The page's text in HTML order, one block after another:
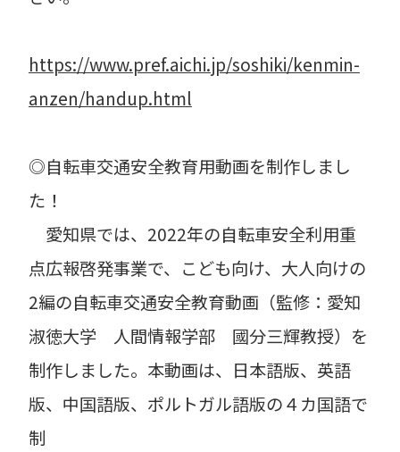
https://www.pref.aichi.jp/soshiki/kenmin-
anzen/handup.html
◎自転車交通安全教育用動画を制作しまし
た！
愛知県では、2022年の自転車安全利用重
点広報啓発事業で、こども向け、大人向けの
2編の自転車交通安全教育動画（監修：愛知
淑徳大学 人間情報学部 國分三輝教授）を
制作しました。本動画は、日本語版、英語
版、中国語版、ポルトガル語版の４カ国語で
制